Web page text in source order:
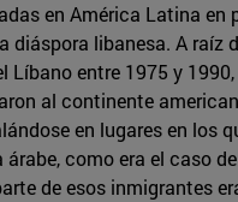
en América Latina en
diáspora libanesa. A raíz
Líbano entre 1975 y
al continente
en lugares en los
como era el caso
de esos inmigrantes